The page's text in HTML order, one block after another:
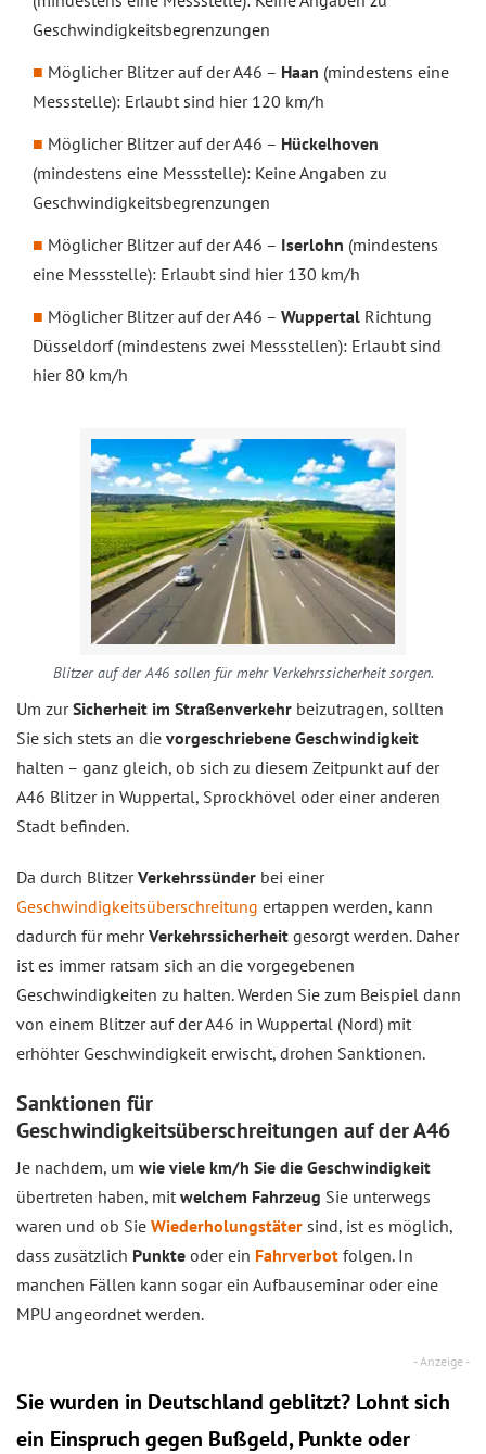
Geschwindigkeitsbegrenzungen
Möglicher Blitzer auf der A46 – Haan (mindestens eine
Messstelle): Erlaubt sind hier 120 km/h
Möglicher Blitzer auf der A46 – Hückelhoven
(mindestens eine Messstelle): Keine Angaben zu
Geschwindigkeitsbegrenzungen
Möglicher Blitzer auf der A46 – Iserlohn (mindestens
eine Messstelle): Erlaubt sind hier 130 km/h
Möglicher Blitzer auf der A46 – Wuppertal Richtung
Düsseldorf (mindestens zwei Messstellen): Erlaubt sind
hier 80 km/h
Blitzer auf der A46 sollen für mehr Verkehrssicherheit sorgen.
Um zurSicherheit im Straßenverkehr beizutragen, sollten
Sie sich stets an die vorgeschriebene Geschwindigkeit
halten – ganz gleich, ob sich zu diesem Zeitpunkt auf der
A46 Blitzer in Wuppertal, Sprockhövel oder einer anderen
Stadt befinden.
Da durch BlitzerVerkehrssünder bei einer
Geschwindigkeitsüberschreitung ertappen werden, kann
dadurch für mehrVerkehrssicherheit gesorgt werden. Daher
ist es immer ratsam sich an die vorgegebenen
Geschwindigkeiten zu halten. Werden Sie zum Beispiel dann
von einem Blitzer auf der A46 in Wuppertal (Nord) mit
erhöhter Geschwindigkeit erwischt, drohen Sanktionen.
Sanktionen für
Geschwindigkeitsüberschreitungen auf der A46
Je nachdem, um wie viele km/h Sie die Geschwindigkeit
übertreten haben, mit welchem Fahrzeug Sie unterwegs
waren und ob Sie Wiederholungstäter sind, ist es möglich,
dass zusätzlich Punkte oder ein Fahrverbot folgen. In
manchen Fällen kann sogar ein Aufbauseminar oder eine
MPU angeordnet werden.
Sie wurden in Deutschland geblitzt? Lohnt sich
ein Einspruch gegen Bußgeld, Punkte oder